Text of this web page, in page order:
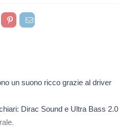
un suono ricco grazie al driver
Dirac Sound e Ultra Bass 2.0